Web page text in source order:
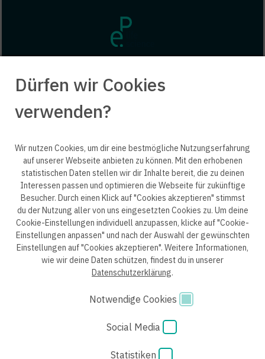
© 2025 engineering people GmbH. All rights reserved.
Datenschutzerklärung B2B Datenschutzerklärung
Datenschutzhinweise Bewerber
Impressum AGB
Cookie Einstellungen
Dürfen wir Cookies
verwenden?
Wir nutzen Cookies, um dir eine bestmögliche Nutzungserfahrung
auf unserer Webseite anbieten zu können. Mit den erhobenen
statistischen Daten stellen wir dir Inhalte bereit, die zu deinen
Interessen passen und optimieren die Webseite für zukünftige
Besucher. Durch einen Klick auf "Cookies akzeptieren" stimmst
du der Nutzung aller von uns eingesetzten Cookies zu. Um deine
Cookie-Einstellungen individuell anzupassen, klicke auf "Cookie-
Einstellungen anpassen" und nach der Auswahl der gewünschten
Einstellungen auf "Cookies akzeptieren". Weitere Informationen,
wie wir deine Daten schützen, findest du in unserer
Datenschutzerklärung.
Notwendige Cookies
Social Media
Statistiken